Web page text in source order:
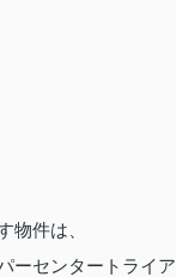
物件は、
ーセンタートライ